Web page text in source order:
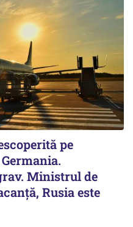
pe
Ministrul de
Rusia este